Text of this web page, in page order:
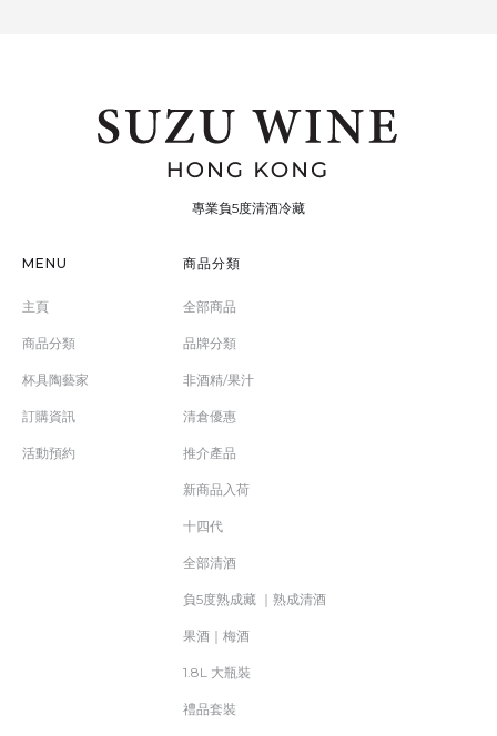
專業負5度清酒冷藏
MENU
主頁
商品分類
杯具陶藝家
訂購資訊
活動預約
商品分類
全部商品
品牌分類
非酒精/果汁
清倉優惠
推介產品
新商品入荷
十四代
全部清酒
負5度熟成藏 ｜熟成清酒
果酒｜梅酒
1.8L 大瓶裝
禮品套裝